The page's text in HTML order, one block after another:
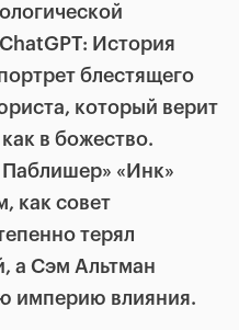
История
блестящего
который верит
в божество.
«Инк»
как совет
терял
а Сэм Альтман
империю влияния.